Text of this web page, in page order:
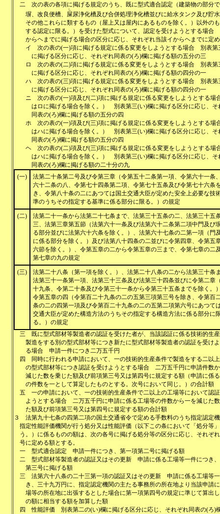
二
次の表の各項に掲げる規定のうち、既に型式適合認定（建築物の部分
塀、改良便槽、
屎
し
尿浄化槽及び合併処理浄化槽並びに給水タンク及び貯
その他これらに類するもの（屋上又は屋内にあるものを除く。）以外の
する認定に限る。）を受けた型式について、認定を受けようとする場合
からヘまでに掲げる場合の区分に応じ、それぞれ当該イからヘまでに定
イ
次の表の(一)項に掲げる規定に係る変更をしようとする場合 別表第
に掲げる区分に応じ、それぞれ同表の(ろ)欄に掲げる額の五分の三
ロ
次の表の(二)項に掲げる規定に係る変更をしようとする場合 別表第
に掲げる区分に応じ、それぞれ同表の(ろ)欄に掲げる額の四分の一
ハ
次の表の(三)項に掲げる規定に係る変更をしようとする場合 別表第
に掲げる区分に応じ、それぞれ同表の(ろ)欄に掲げる額の四分の一
ニ
次の表の(一)項及び(二)項に掲げる規定に係る変更をしようとする場
はロに掲げる場合を除く。） 別表第三(い)欄に掲げる区分に応じ、そ
同表の(ろ)欄に掲げる額の五分の四
ホ
次の表の(一)項及び(三)項に掲げる規定に係る変更をしようとする場
はハに掲げる場合を除く。） 別表第三(い)欄に掲げる区分に応じ、そ
同表の(ろ)欄に掲げる額の五分の四
ヘ
次の表の(二)項及び(三)項に掲げる規定に係る変更をしようとする場
はハに掲げる場合を除く。） 別表第三(い)欄に掲げる区分に応じ、そ
同表の(ろ)欄に掲げる額の二十分の九
(一)
法第二十条第二号及び令第三章（令第五十二条第一項、令第六十一条
六十二条の八、令第七十四条第二項、令第七十五条及び令第七十六条
き、令第八十条の二にあつては国土交通大臣が定めた安全上必要な技
準のうちその指定する基準に係る部分に限る。）の規定
(二)
法第二十一条から法第二十七条まで、法第三十五条の二、法第三十五
三、法第三章第五節（法第六十一条及び法第六十二条第二項中門及び
る部分並びに法第六十六条を除く。）、法第六十七条の二第一項（門
に係る部分を除く。）及び法第八十四条の二並びに令第四章、令第五
六節を除く。）、令第五章の二から令第五章の三まで、令第七章の二
第七章の九の規定
(三)
法第二十八条（第一項を除く。）、法第二十八条の二から法第三十条
法第三十一条第一項、法第三十三条及び法第三十四条並びに令第二章
十九条、令第二十条及び令第三十一条から令第三十五条までを除く。
令第五章の四（令第百二十九条の二の五第三項第三号を除き、令第百
条の二の四第一項及び令第百二十九条の二の五第二項第六号にあつて
交通大臣が定めた構造方法のうちその指定する構造方法に係る部分に
る。）の規定
三
既に型式部材等製造者の認証を受けた者が、当該認証に係る技術的生
製造をする別の型式部材等につき新たに型式部材等製造者の認証を受け
る場合 申請一件につき二万五千円
四
同時に行われる申請において、一の技術的生産条件で製造をする二以
の型式部材等につき認証を受けようとする場合 二万五千円に申請件数
減じた数を乗じた額及び前項第三号又は第四号に規定する額（申請に係
の件数を一として算定したものとする。次号において同じ。）の合計額
五
一の申請において、一の技術的生産条件で二以上の工場等において認
ようとする場合 二万五千円に申請に係る工場等の件数から一を減じた
た額及び前項第三号又は第四号に規定する額の合計額
３
法第九十七条の四第二項の国土交通省令で定める手数料のうち指定認定
指定性能評価機関が行う処分又は性能評価（以下この条において「処分等
う。）に係るものの額は、次の各号に掲げる処分等の区分に応じ、それぞ
号に定める額とする。
一
型式適合認定 申請一件につき、第一項第二号に掲げる額
二
型式部材等製造者の認証又はその更新 申請に係る工場等一件につき
第三号に掲げる額
三
法第六十八条の二十三第一項の認証又はその更新 申請に係る工場等
き、三十九万円に、指定認定機関の主たる事務所の所在地より当該申請
場等の所在地に出張するとした場合に第一項第四号の規定に準じて算出
の額に相当する額を加算した額
四
性能評価 別表第二の(い)欄に掲げる区分に応じ、それぞれ同表の(ろ)